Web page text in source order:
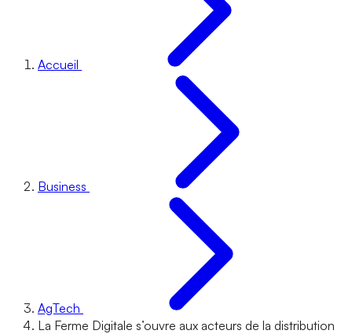
Accueil
Business
AgTech
La Ferme Digitale s’ouvre aux acteurs de la distribution